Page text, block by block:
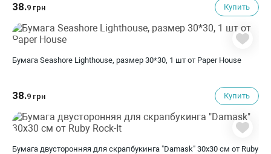
38.9 грн Купить
Бумага Seashore Lighthouse, размер 30*30, 1 шт от Paper House
38.9 грн Купить
Бумага двусторонняя для скрапбукинга "Damask" 30х30 см от Ruby